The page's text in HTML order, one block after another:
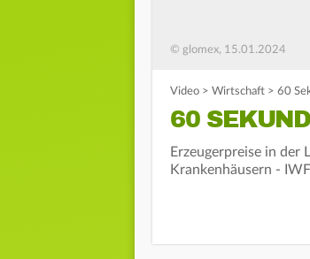
© glomex, 15.01.2024
Video > Wirtschaft > 60
60
Erzeugerpreise in
Krankenhäusern -